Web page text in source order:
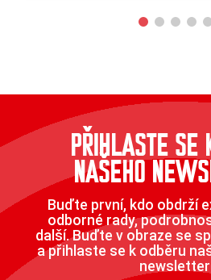
PŘIHLASTE SE
NAŠEHO
Buďte první, kdo obdrží
odborné rady,
další. Buďte v obraze se
a přihlaste se k odběru